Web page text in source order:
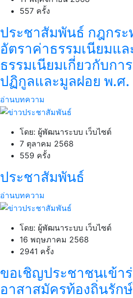
557 ครั้ง
ประชาสัมพันธ์ กฎกระ
อัตราค่าธรรมเนียมแล
ธรรมเนียมเกี่ยวกับกา
ปฏิกูลและมูลฝอย พ.ศ.
อ่านบทความ
โดย: ผู้พัฒนาระบบ เว็บไซต์
7 ตุลาคม 2568
559 ครั้ง
ประชาสัมพันธ์
อ่านบทความ
โดย: ผู้พัฒนาระบบ เว็บไซต์
16 พฤษภาคม 2568
2941 ครั้ง
ขอเชิญประชาชนเข้า
อาสาสมัครท้องถิ่นรัก